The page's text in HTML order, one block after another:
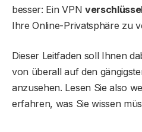
besser: Ein VPN
Ihre Online-Privatsphäre zu
Dieser Leitfaden soll Ihnen
von überall auf den
anzusehen. Lesen Sie also
erfahren, was Sie wissen